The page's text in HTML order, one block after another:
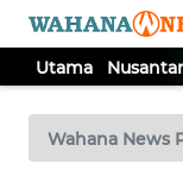
Utama
Wahana News
TV
Tutup